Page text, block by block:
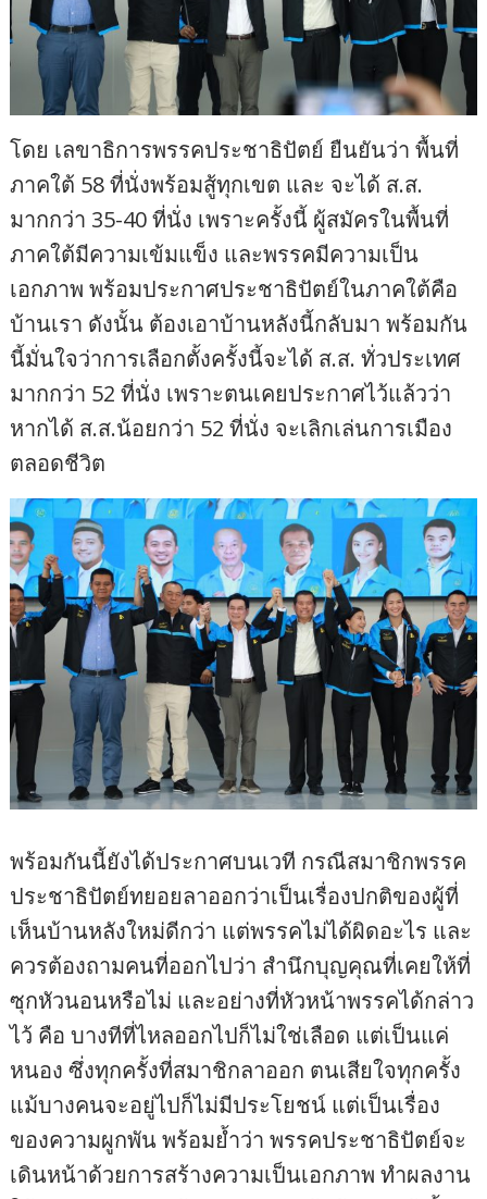
โดย เลขาธิการพรรคประชาธิปัตย์ ยืนยันว่า พื้นที่
ภาคใต้ 58 ที่นั่งพร้อมสู้ทุกเขต และ จะได้ ส.ส.
มากกว่า 35-40 ที่นั่ง เพราะครั้งนี้ ผู้สมัครในพื้นที่
ภาคใต้มีความเข้มแข็ง และพรรคมีความเป็น
เอกภาพ พร้อมประกาศประชาธิปัตย์ในภาคใต้คือ
บ้านเรา ดังนั้น ต้องเอาบ้านหลังนี้กลับมา พร้อมกัน
นี้มั่นใจว่าการเลือกตั้งครั้งนี้จะได้ ส.ส. ทั่วประเทศ
มากกว่า 52 ที่นั่ง เพราะตนเคยประกาศไว้แล้วว่า
หากได้ ส.ส.น้อยกว่า 52 ที่นั่ง จะเลิกเล่นการเมือง
ตลอดชีวิต
พร้อมกันนี้ยังได้ประกาศบนเวที กรณีสมาชิกพรรค
ประชาธิปัตย์ทยอยลาออกว่าเป็นเรื่องปกติของผู้ที่
เห็นบ้านหลังใหม่ดีกว่า แต่พรรคไม่ได้ผิดอะไร และ
ควรต้องถามคนที่ออกไปว่า สำนึกบุญคุณที่เคยให้ที่
ซุกหัวนอนหรือไม่ และอย่างที่หัวหน้าพรรคได้กล่าว
ไว้ คือ บางทีที่ไหลออกไปก็ไม่ใช่เลือด แต่เป็นแค่
หนอง ซึ่งทุกครั้งที่สมาชิกลาออก ตนเสียใจทุกครั้ง
แม้บางคนจะอยู่ไปก็ไม่มีประโยชน์ แต่เป็นเรื่อง
ของความผูกพัน พร้อมย้ำว่า พรรคประชาธิปัตย์จะ
เดินหน้าด้วยการสร้างความเป็นเอกภาพ ทำผลงาน